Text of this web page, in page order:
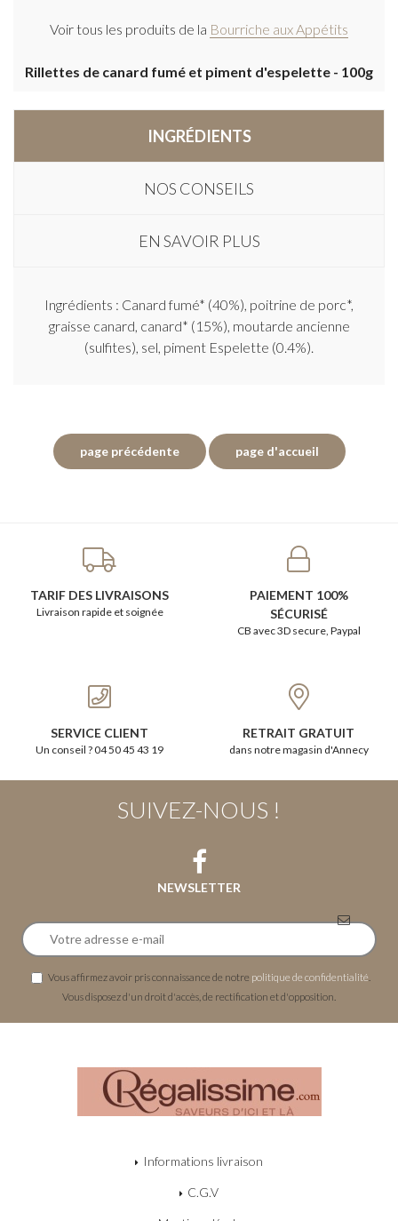
Voir tous les produits de la Bourriche aux Appétits
Rillettes de canard fumé et piment d'espelette - 100g
INGRÉDIENTS
NOS CONSEILS
EN SAVOIR PLUS
Ingrédients : Canard fumé* (40%), poitrine de porc*,
graisse canard, canard* (15%), moutarde ancienne
(sulfites), sel, piment Espelette (0.4%).
TARIF DES LIVRAISONS
Livraison rapide et soignée
PAIEMENT 100%
SÉCURISÉ
CB avec 3D secure, Paypal
SERVICE CLIENT
Un conseil ? 04 50 45 43 19
RETRAIT GRATUIT
dans notre magasin d'Annecy
SUIVEZ-NOUS !
NEWSLETTER
Vous affirmez avoir pris connaissance de notre politique de confidentialité
Vous disposez d'un droit d'accès, de rectification et d'opposition.
Informations livraison
C.G.V